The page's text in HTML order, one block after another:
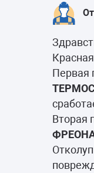
Первая
Вторая